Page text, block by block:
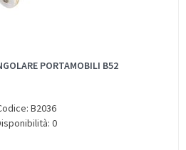
PORTAMOBILI B52
B2036
0